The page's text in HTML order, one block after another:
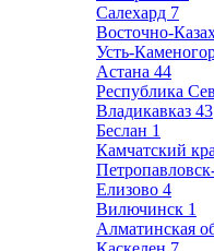
Салехард 7
Восточно-
Усть-
Астана 44
Республика
Владикавказ 43
Беслан 1
Камчатский
Елизово 4
Вилючинск 1
Алматинская